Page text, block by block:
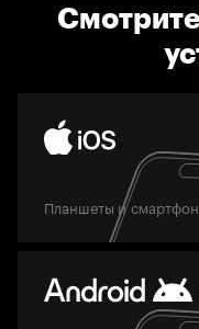
Планшеты и